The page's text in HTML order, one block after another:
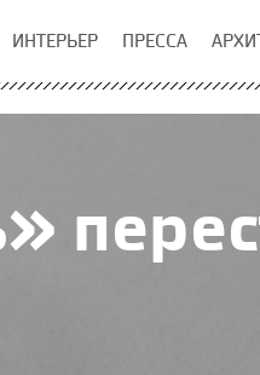
ИНТЕРЬЕР ПРЕССА